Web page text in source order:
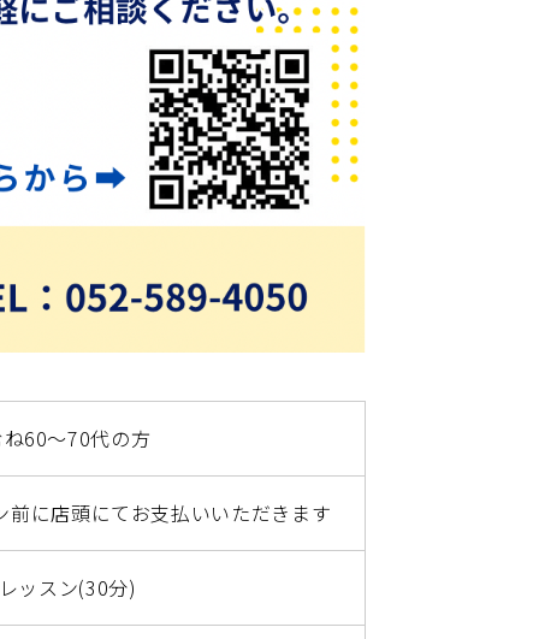
60～70代の方
に店頭にてお支払いいただきます
ッスン(30分)